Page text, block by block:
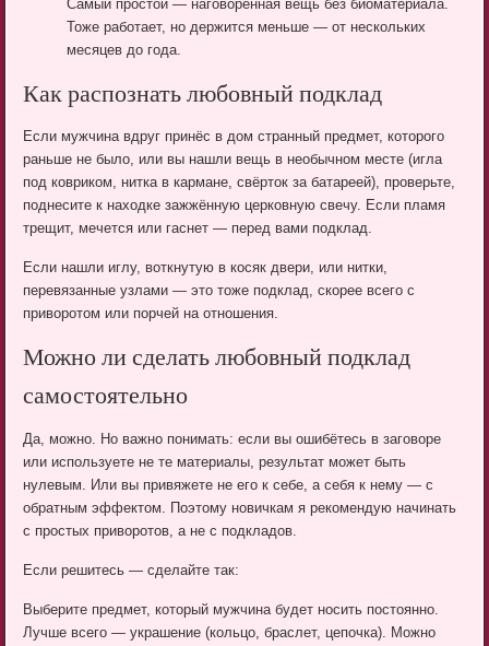
Самый простой — наговорённая вещь без биоматериала.
Тоже работает, но держится меньше — от нескольких
месяцев до года.
Как распознать любовный подклад
Если мужчина вдруг принёс в дом странный предмет, которого
раньше не было, или вы нашли вещь в необычном месте (игла
под ковриком, нитка в кармане, свёрток за батареей), проверьте,
поднесите к находке зажжённую церковную свечу. Если пламя
трещит, мечется или гаснет — перед вами подклад.
Если нашли иглу, воткнутую в косяк двери, или нитки,
перевязанные узлами — это тоже подклад, скорее всего с
приворотом или порчей на отношения.
Можно ли сделать любовный подклад
самостоятельно
Да, можно. Но важно понимать: если вы ошибётесь в заговоре
или используете не те материалы, результат может быть
нулевым. Или вы привяжете не его к себе, а себя к нему — с
обратным эффектом. Поэтому новичкам я рекомендую начинать
с простых приворотов, а не с подкладов.
Если решитесь — сделайте так:
Выберите предмет, который мужчина будет носить постоянно.
Лучше всего — украшение (кольцо, браслет, цепочка). Можно